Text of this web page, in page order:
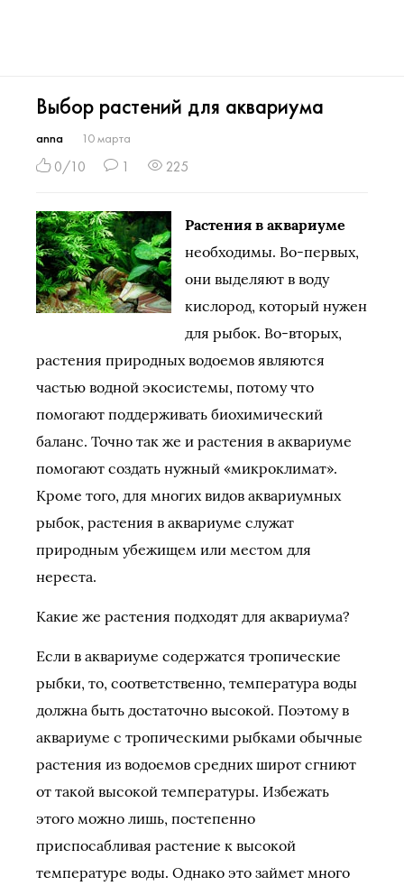
Выбор растений для аквариума
anna 10 марта
0/10 1 225
Растения в аквариуме
необходимы. Во-первых,
они выделяют в воду
кислород, который нужен
для рыбок. Во-вторых,
растения природных водоемов являются
частью водной экосистемы, потому что
помогают поддерживать биохимический
баланс. Точно так же и растения в аквариуме
помогают создать нужный «микроклимат».
Кроме того, для многих видов аквариумных
рыбок, растения в аквариуме служат
природным убежищем или местом для
нереста.
Какие же растения подходят для аквариума?
Если в аквариуме содержатся тропические
рыбки, то, соответственно, температура воды
должна быть достаточно высокой. Поэтому в
аквариуме с тропическими рыбками обычные
растения из водоемов средних широт сгниют
от такой высокой температуры. Избежать
этого можно лишь, постепенно
приспосабливая растение к высокой
температуре воды. Однако это займет много